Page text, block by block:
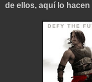
de ellos, aquí lo